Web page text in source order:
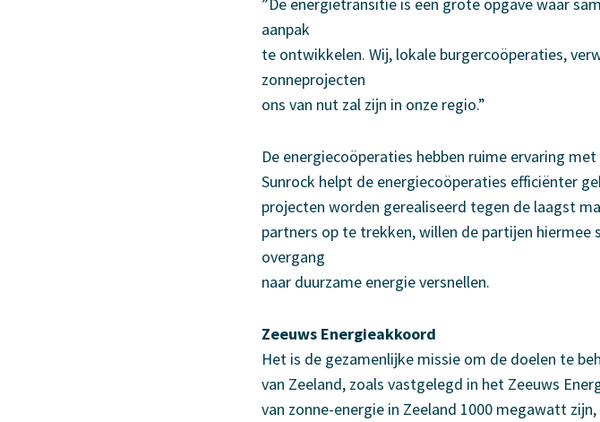
aanpak
te ontwikkelen. Wij, lokale burgercoöperaties,
zonneprojecten
ons van nut zal zijn in onze regio.”
De energiecoöperaties hebben ruime ervaring
Sunrock helpt de energiecoöperaties efficiënter
projecten worden gerealiseerd tegen de laagst
partners op te trekken, willen de partijen
overgang
naar duurzame energie versnellen.
Zeeuws Energieakkoord
Het is de gezamenlijke missie om de doelen te
van Zeeland, zoals vastgelegd in het Zeeuws
van zonne-energie in Zeeland 1000 megawatt